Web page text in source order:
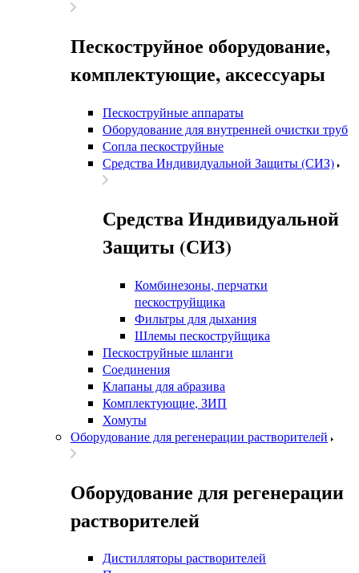
Пескоструйное оборудование,
комплектующие, аксессуары
Пескоструйные аппараты
Оборудование для внутренней очистки труб
Сопла пескоструйные
Средства Индивидуальной Защиты (СИЗ)
Средства Индивидуальной
Защиты (СИЗ)
Комбинезоны, перчатки
пескоструйщика
Фильтры для дыхания
Шлемы пескоструйщика
Пескоструйные шланги
Соединения
Клапаны для абразива
Комплектующие, ЗИП
Хомуты
Оборудование для регенерации растворителей
Оборудование для регенерации
растворителей
Дистилляторы растворителей